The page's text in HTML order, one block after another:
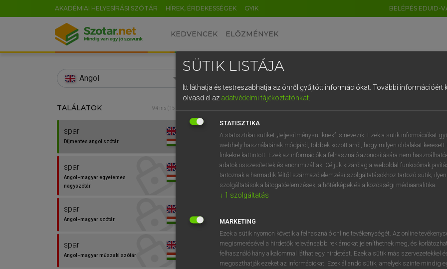
AKADÉMIAI HELYESÍRÁSI SZÓTÁR HÍREK, ÉRDEKESSÉGEK GYIK BELÉPÉS EDUID-
KEDVENCEK ELŐZMÉNYEK
Angol
TALÁLATOK 94 ms (15 db)
spar
Díjmentes angol szótár
spar
Angol−magyar egyetemes
nagyszótár
spar
Angol−magyar szótár
spar
Angol−magyar műszaki szótár
Díjmentes angol szótár
fn
pát
szarufa
vitorlafa
gerenda
pózna
ige bokszol
⚲ sparkeresése szótárainkban
SÜTIK LISTÁJA
Itt láthatja és testreszabhatja az önről gyűjtött információkat. További információért
olvasd el az adatvédelmi tájékoztatónkat.
STATISZTIKA
A statisztikai sütiket „teljesítménysütiknek” is nevezik. Ezek a sütik információkat
webhely használatának módjáról, többek között arról, hogy milyen oldalakat keresett
linkekre kattintott. Ezek az információk a felhasználó azonosítására nem
adatok összesítettek és anonimizáltak. Céljuk kizárólag a weboldal funkcióinak
tartoznak a harmadik féltől származó elemzési szolgáltatásokhoz tartozó sütik;
szolgáltatások a látogatóelemzések, a hőtérképek és a közösségi médiaanalitika.
↓ 1 szolgáltatás
MARKETING
Ezek a sütik nyomon követik a felhasználó online tevékenységét. Az online
megismerésével a hirdetők relevánsabb reklámokat jeleníthetnek meg, és
felhasználó hány alkalommal láthat egy hirdetést. Ezek a sütik más szervezetekkel
megoszthatják ezeket az információkat. Ezek állandó sütik, amelyek szinte mindig
EN HU DE CN FR ES IT NL
0 1 2 3 4 5 6 7 8 9
q w e r t z u i
a s d f g h j k l é
í y x c v b n m , .